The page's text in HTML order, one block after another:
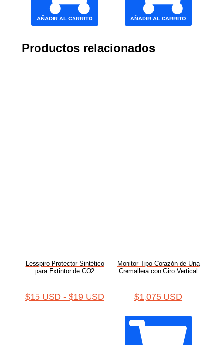
AÑADIR AL CARRITO AÑADIR AL CARRITO
Productos relacionados
Lesspiro Protector Sintético
para Extintor de CO2
$15 USD - $19 USD
Monitor Tipo Corazón de Una
Cremallera con Giro Vertical
$1,075 USD